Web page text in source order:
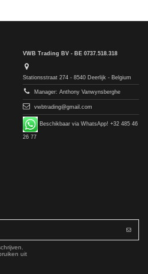
VWB Trading BV - BE 0737.518.318
Stationsstraat 274 - 8540 Deerlijk - Belgium
Manager: Anthony Vanwynsberghe
vwbtrading@gmail.com
Beschikbaar via WhatsApp! +32 485 46
26 77
uit